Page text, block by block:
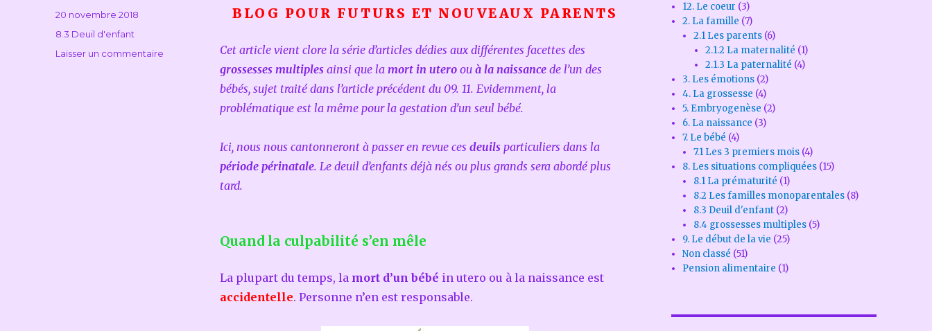
BLOG POUR FUTURS ET NOUVEAUX PARENTS
Cet article vient clore la série d’articles dédies aux différentes facettes des
grossesses multiplesainsi que la mort in uteroou à la naissancede l’un des
bébés, sujet traité dans l’article précédent du 09. 11. Evidemment, la
problématique est la même pour la gestation d’un seul bébé.
Ici, nous nous cantonneront à passer en revue ces deuilsparticuliers dans la
période périnatale. Le deuil d’enfants déjà nés ou plus grands sera abordé plus
tard.
Quand la culpabilité s’en mêle
La plupart du temps, la mort d’un bébé in utero ou à la naissance est
accidentelle. Personne n’en est responsable.
Publié
20 novembre 2018
Catégories
8.3 Deuil d'enfant
Laisser un commentaire
12. Le coeur (3)
2. La famille (7)
2.1 Les parents (6)
2.1.2 La maternalité (1)
2.1.3 La paternalité (4)
3. Les émotions (2)
4. La grossesse (4)
5. Embryogenèse (2)
6. La naissance (3)
7. Le bébé (4)
7.1 Les 3 premiers mois (4)
8. Les situations compliquées (15)
8.1 La prématurité (1)
8.2 Les familles monoparentales (8)
8.3 Deuil d'enfant (2)
8.4 grossesses multiples (5)
9. Le début de la vie (25)
Non classé (51)
Pension alimentaire (1)